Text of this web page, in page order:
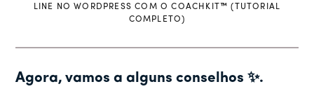
LINE NO WORDPRESS COM O COACHKIT
™ (TUTORIAL
COMPLETO)
Agora, vamos a alguns conselhos ✨.